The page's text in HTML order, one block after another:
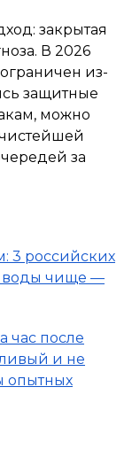
закрытая
В 2026
из-
защитные
можно
за
3 российских
воды чище —
час после
и не
опытных